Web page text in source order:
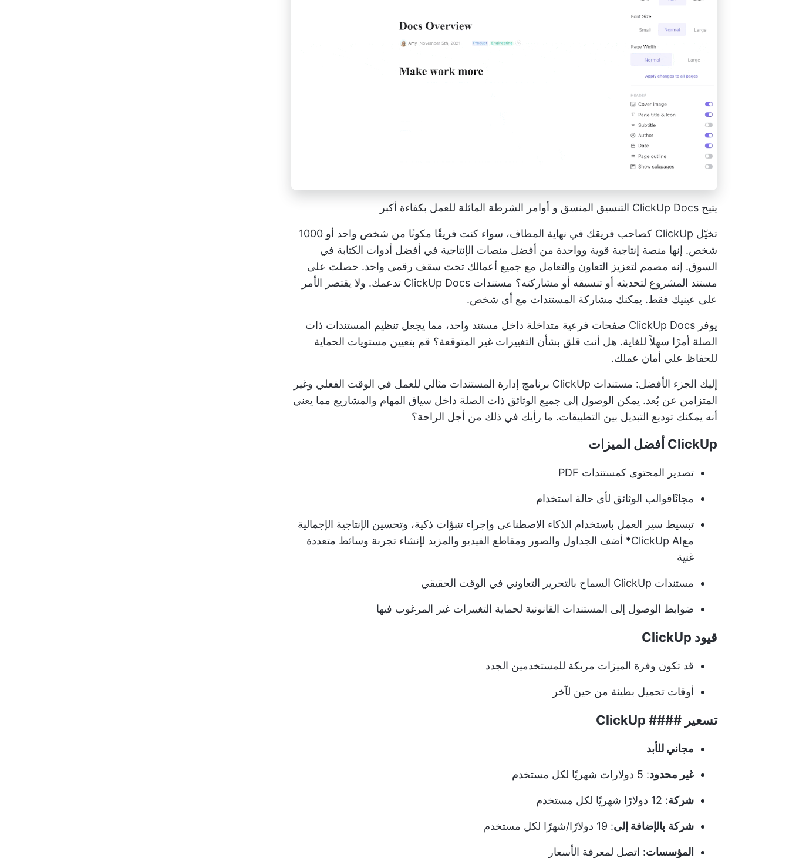
يتيح ClickUp Docs التنسيق المنسق و أوامر الشرطة المائلة للعمل بكفاءة أكبر
تخيّل ClickUp كصاحب فريقك في نهاية المطاف، سواء كنت فريقًا مكونًا من شخص واحد أو 1000
شخص. إنها منصة إنتاجية قوية وواحدة من أفضل منصات الإنتاجية في أفضل أدوات الكتابة في
السوق. إنه مصمم لتعزيز التعاون والتعامل مع جميع أعمالك تحت سقف رقمي واحد. حصلت على
مستند المشروع
لتحديثه أو تنسيقه أو مشاركته؟ مستندات ClickUp Docs تدعمك. ولا يقتصر الأمر
على عينيك فقط. يمكنك مشاركة المستندات مع أي شخص.
يوفر ClickUp Docs صفحات فرعية متداخلة داخل مستند واحد، مما يجعل تنظيم المستندات ذات
الصلة أمرًا سهلاً للغاية. هل أنت قلق بشأن التغييرات غير المتوقعة؟ قم بتعيين مستويات الحماية
للحفاظ على أمان عملك.
إليك الجزء الأفضل: مستندات ClickUp برنامج إدارة المستندات مثالي للعمل في الوقت الفعلي وغير
المتزامن عن بُعد. يمكن الوصول إلى جميع الوثائق ذات الصلة داخل سياق المهام والمشاريع مما يعني
أنه يمكنك توديع التبديل بين التطبيقات. ما رأيك في ذلك من أجل الراحة؟
ClickUp أفضل الميزات
تصدير المحتوى كمستندات PDF
مجانًاقوالب الوثائق لأي حالة استخدام
تبسيط سير العمل باستخدام الذكاء الاصطناعي وإجراء تنبؤات ذكية، وتحسين الإنتاجية الإجمالية
معClickUp AI* أضف الجداول والصور ومقاطع الفيديو والمزيد لإنشاء تجربة وسائط متعددة
غنية
مستندات ClickUp السماح بالتحرير التعاوني في الوقت الحقيقي
ضوابط الوصول إلى المستندات القانونية لحماية التغييرات غير المرغوب فيها
قيود ClickUp
قد تكون وفرة الميزات مربكة للمستخدمين الجدد
أوقات تحميل بطيئة من حين لآخر
تسعير #### ClickUp
مجاني للأبد
غير محدود: 5 دولارات شهريًا لكل مستخدم
شركة: 12 دولارًا شهريًا لكل مستخدم
شركة بالإضافة إلى: 19 دولارًا/شهرًا لكل مستخدم
المؤسسات: اتصل لمعرفة الأسعار